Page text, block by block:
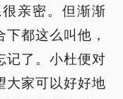
亲密。但渐渐
都这么叫他，
记了。小杜便对
大家可以好好地